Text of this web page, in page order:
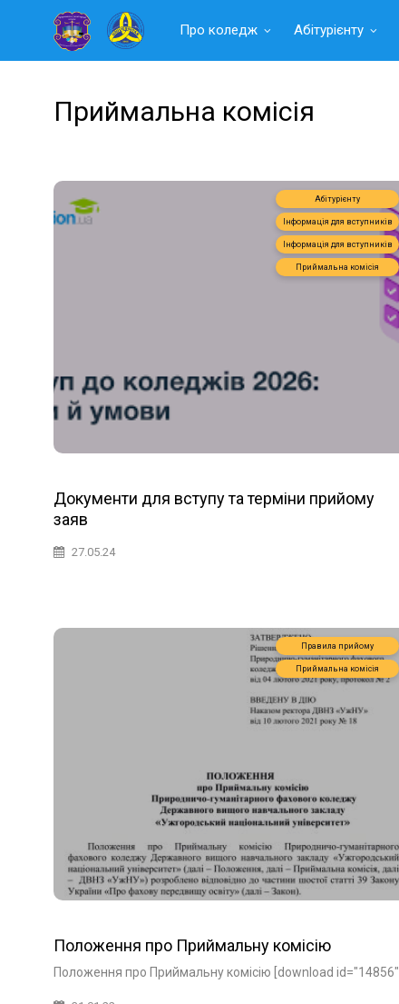
Читать
Про коледж Абітурієнту
Приймальна комісія
Абітурієнту
Інформація для вступників
Інформація для вступників
Приймальна комісія
Документи для вступу та терміни прийому
заяв
27.05.24
Правила прийому
Приймальна комісія
Положення про Приймальну комісію
Положення про Приймальну комісію [download id="14856"]